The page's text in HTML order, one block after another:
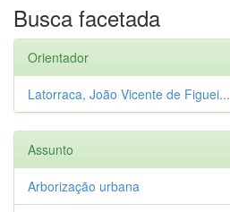
Busca facetada
Orientador
Latorraca, João Vicente de Figuei...
Assunto
Arborização urbana